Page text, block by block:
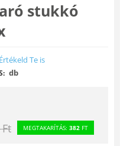
stukkó
Értékeld Te is
db
Ft MEGTAKARÍTÁS: 382FT